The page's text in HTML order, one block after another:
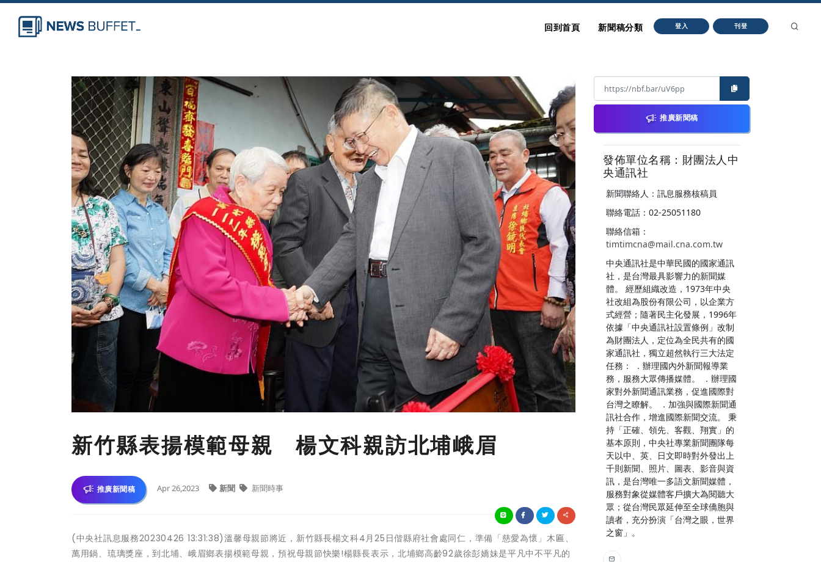
回到首頁 新聞稿分類 登入 刊登
新竹縣表揚模範母親 楊文科親訪北埔峨眉
推廣新聞稿 Apr 26,2023 新聞 新聞時事
(中央社訊息服務20230426 13:31:38)溫馨母親節將近，新竹縣長楊文科4月25日偕縣府社會處同仁，準備「慈愛為懷」木匾、
萬用鍋、琉璃獎座，到北埔、峨眉鄉表揚模範母親，預祝母親節快樂!楊縣長表示，北埔鄉高齡92歲徐彭嬌妹是平凡中不平凡的
推廣新聞稿
發佈單位名稱：財團法人中
央通訊社
新聞聯絡人：訊息服務核稿員
聯絡電話：02-25051180
聯絡信箱：
timtimcna@mail.cna.com.tw
中央通訊社是中華民國的國家通訊
社，是台灣最具影響力的新聞媒
體。 經歷組織改造，1973年中央
社改組為股份有限公司，以企業方
式經營；隨著民主化發展，1996年
依據「中央通訊社設置條例」改制
為財團法人，定位為全民共有的國
家通訊社，獨立超然執行三大法定
任務： ．辦理國內外新聞報導業
務，服務大眾傳播媒體。 ．辦理國
家對外新聞通訊業務，促進國際對
台灣之瞭解。 ．加強與國際新聞通
訊社合作，增進國際新聞交流。 秉
持「正確、領先、客觀、翔實」的
基本原則，中央社專業新聞團隊每
天以中、英、日文即時對外發出上
千則新聞、照片、圖表、影音與資
訊，是台灣唯一多語文新聞媒體，
服務對象從媒體客戶擴大為閱聽大
眾；從台灣民眾延伸至全球僑胞與
讀者，充分扮演「台灣之眼，世界
之窗」。